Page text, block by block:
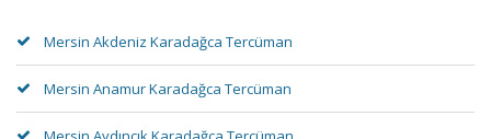
Mersin Akdeniz Karadağca Tercüman
Mersin Anamur Karadağca Tercüman